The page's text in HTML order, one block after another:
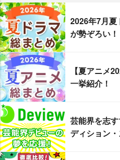
2026年7月夏
が勢ぞろい！
【夏アニメ
一挙紹介！
芸能界を志
ディション